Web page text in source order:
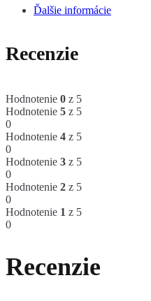
Ďalšie informácie
Recenzie
Hodnotenie 0 z 5
Hodnotenie 5 z 5
0
Hodnotenie 4 z 5
0
Hodnotenie 3 z 5
0
Hodnotenie 2 z 5
0
Hodnotenie 1 z 5
0
Recenzie